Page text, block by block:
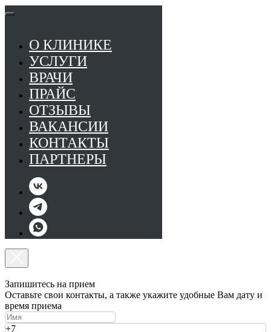
О КЛИНИКЕ
УСЛУГИ
ВРАЧИ
ПРАЙС
ОТЗЫВЫ
ВАКАНСИИ
КОНТАКТЫ
ПАРТНЕРЫ
Запишитесь на прием
Оставьте свои контакты, а также укажите удобные Вам дату и
время приема
+7